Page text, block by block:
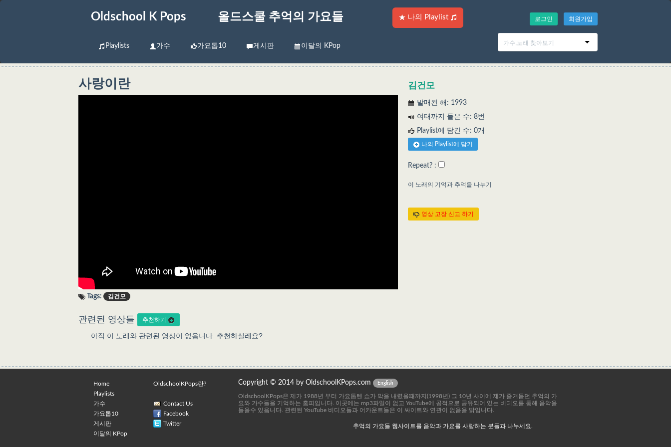
Oldschool K Pops 올드스쿨 추억의 가요들 나의 Playlist 로그인 회원가입
Playlists 가수 가요톱10 게시판 이달의 KPop
사랑이란
Tags: 김건모
김건모
발매된 해: 1993
여태까지 들은 수: 8번
Playlist에 담긴 수: 0개
나의 Playlist에 담기
Repeat? :
이 노래의 기억과 추억을 나누기
영상 고장 신고 하기
관련된 영상들 추천하기
아직 이 노래와 관련된 영상이 없음니다. 추천하실레요?
Home
Playlists
가수
가요톱10
게시판
이달의 KPop
OldschoolKPops란?
Contact Us
Facebook
Twitter
Copyright © 2014 by OldschoolKPops.com English
OldschoolKPops은 제가 1988년 부터 가요톱텐 쇼가 막을 내렸을때까지(1998년) 그 10년 사이에 제가 즐겨듣던 추억의 가
요와 가수들을 기억하는 홈피입니다. 이곳에는 mp3파일이 없고 YouTube에 공적으로 공유되어 있는 비디오를 통해 음악을
들을수 있음니다. 관련된 YouTube 비디오들과 어카운트들은 이 싸이트와 연관이 없음을 밝임니다.
추억의 가요들 웹사이트를 음악과 가요를 사랑하는 분들과 나누세요.